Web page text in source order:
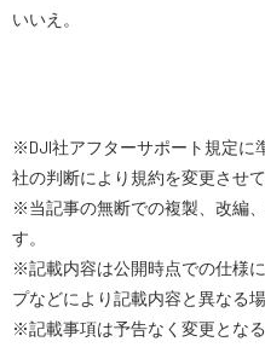
スペシャルコンテンツ
取扱
コーポレ
いいえ。
※DJI社アフターサポート規定に
社の判断により規約を変更させ
※当記事の無断での複製、改編
す。
※記載内容は公開時点での仕様
プなどにより記載内容と異なる
※記載事項は予告なく変更とな